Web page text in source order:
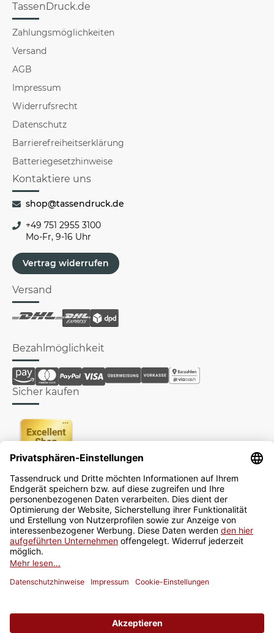
TassenDruck.de
Zahlungsmöglichkeiten
Versand
AGB
Impressum
Widerrufsrecht
Datenschutz
Barrierefreiheitserklärung
Batteriegesetzhinweise
Kontaktiere uns
shop@tassendruck.de
+49 751 2955 3100
Mo-Fr, 9-16 Uhr
Vertrag widerrufen
Versand
Bezahlmöglichkeit
Sicher kaufen
Newsletter